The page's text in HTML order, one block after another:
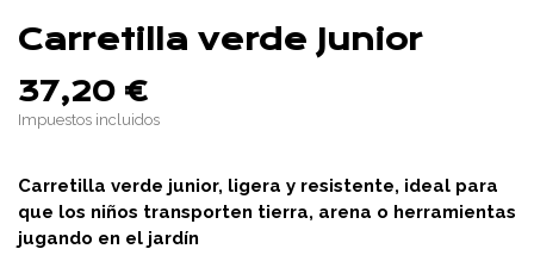
Carretilla verde Junior
37,20 €
Impuestos incluidos
Carretilla verde junior, ligera y resistente, ideal para
que los niños transporten tierra, arena o herramientas
jugando en el jardín